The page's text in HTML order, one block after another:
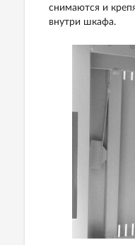
снимаются и
внутри шкафа.